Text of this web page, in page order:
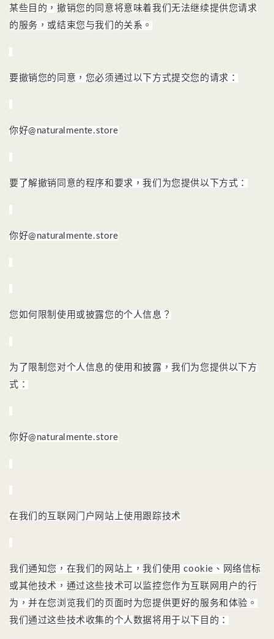
某些目的，撤销您的同意将意味着我们无法继续提供您请求
的服务，或结束您与我们的关系。
要撤销您的同意，您必须通过以下方式提交您的请求：
你好@naturalmente.store
要了解撤销同意的程序和要求，我们为您提供以下方式：
你好@naturalmente.store
您如何限制使用或披露您的个人信息？
为了限制您对个人信息的使用和披露，我们为您提供以下方
式：
你好@naturalmente.store
在我们的互联网门户网站上使用跟踪技术
我们通知您，在我们的网站上，我们使用 cookie、网络信标
或其他技术，通过这些技术可以监控您作为互联网用户的行
为，并在您浏览我们的页面时为您提供更好的服务和体验。
我们通过这些技术收集的个人数据将用于以下目的：